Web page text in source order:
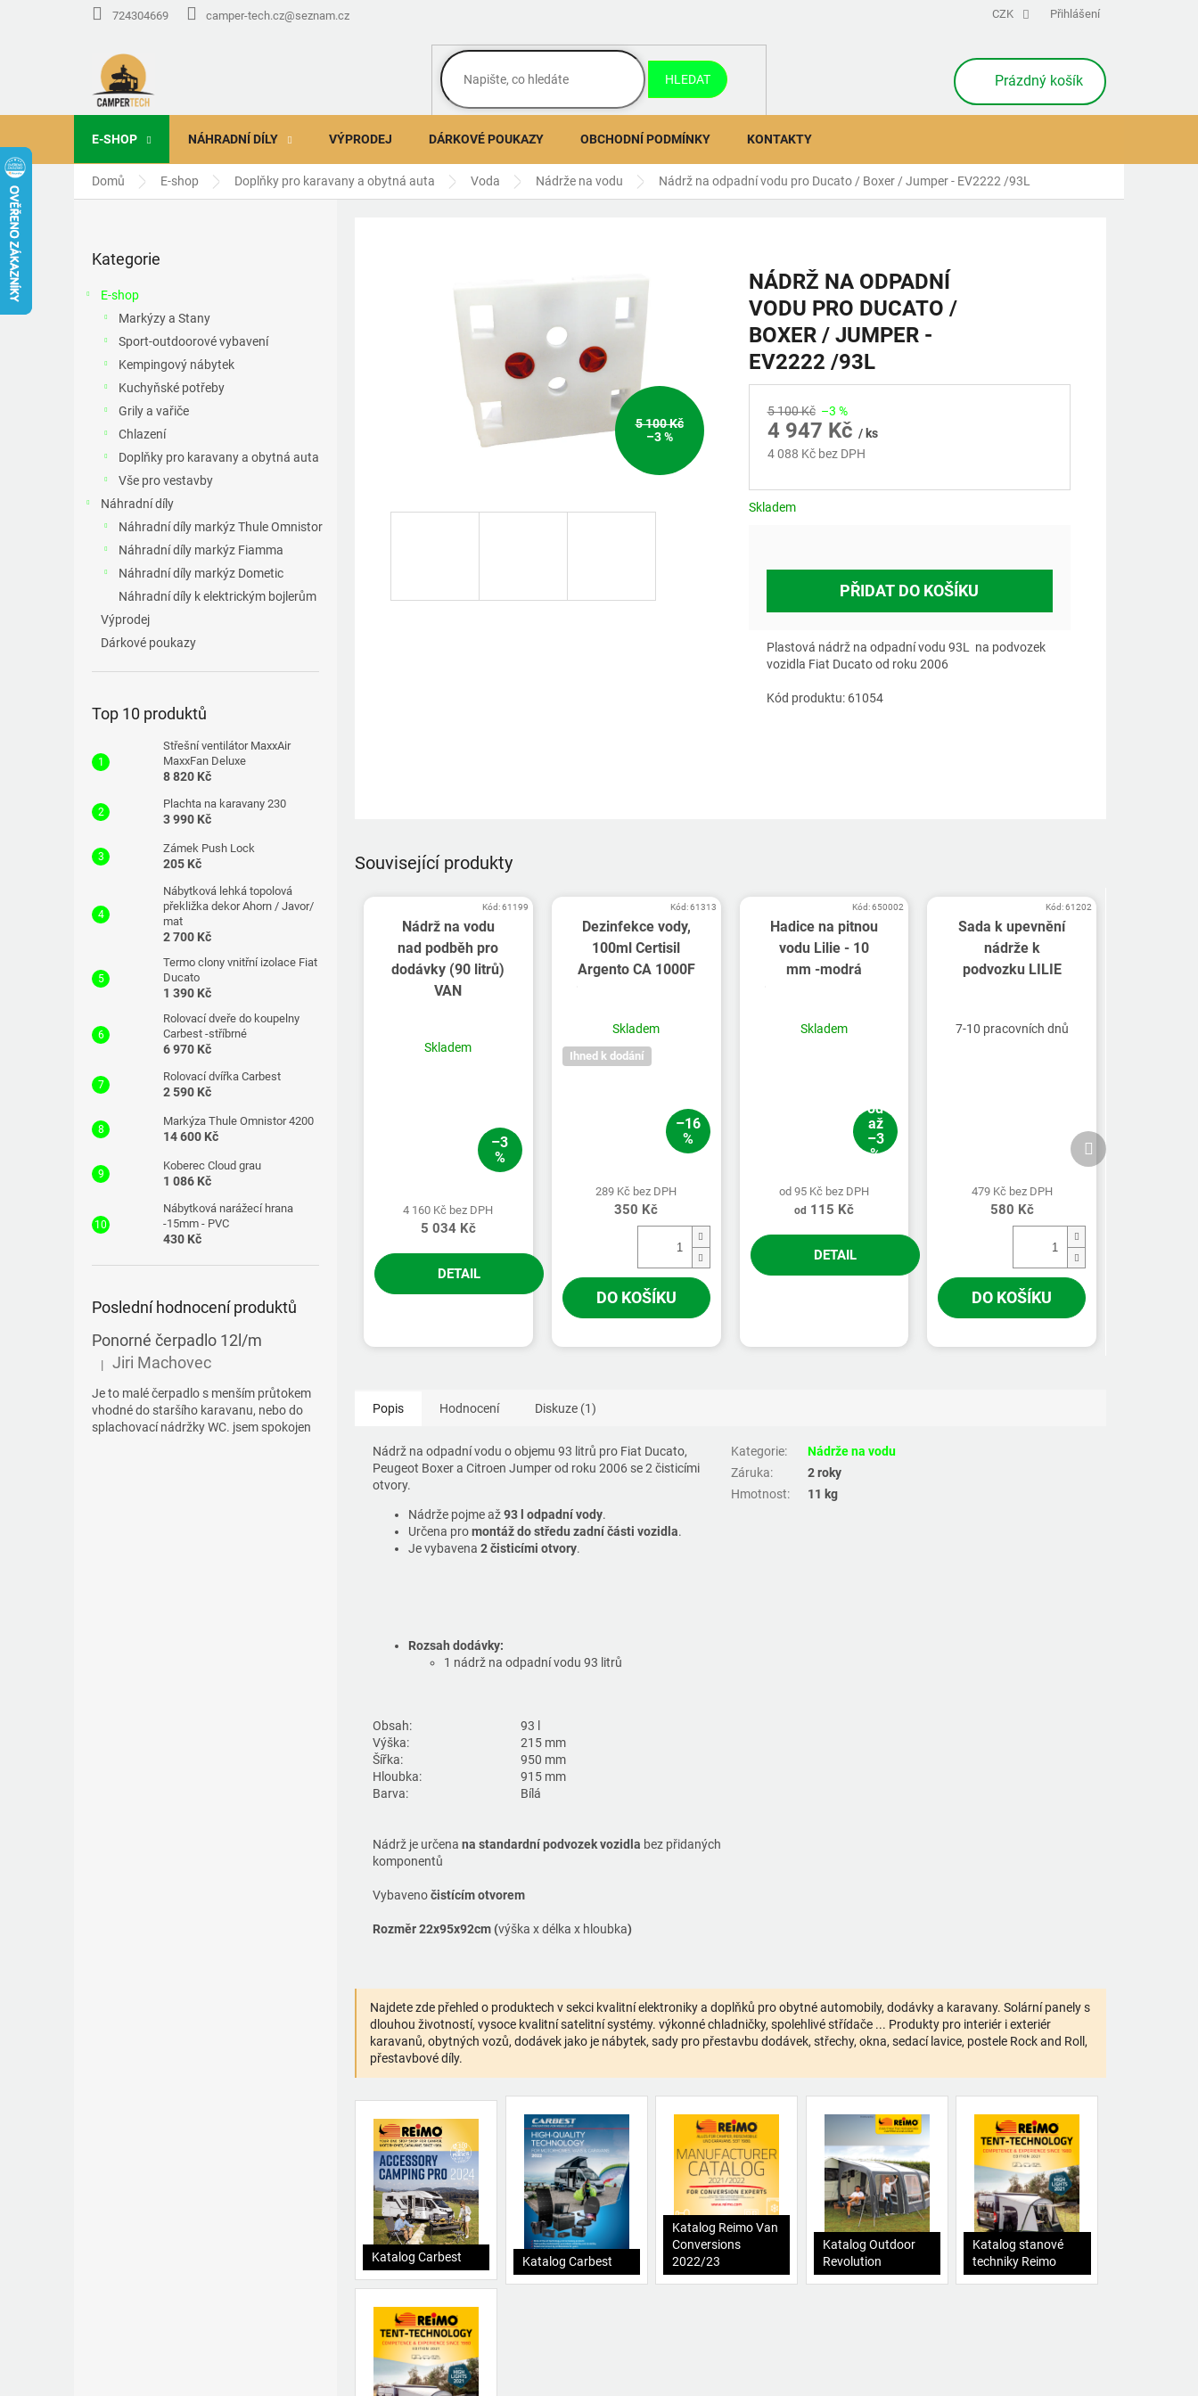
724304669 camper-tech.cz@seznam.cz CZK Přihlášení
HLEDAT
NÁKUPNÍ
KOŠÍK
Prázdný košík
E-SHOP NÁHRADNÍ DÍLY VÝPRODEJ DÁRKOVÉ POUKAZY OBCHODNÍ PODMÍNKY KONTAKTY
Domů E-shop Doplňky pro karavany a obytná auta Voda Nádrže na vodu Nádrž na odpadní vodu pro Ducato / Boxer / Jumper - EV2222 /93L
kategorie
Kategorie
E-shop
Markýzy a Stany
Sport-outdoorové vybavení
Kempingový nábytek
Kuchyňské potřeby
Grily a vařiče
Chlazení
Doplňky pro karavany a obytná auta
Vše pro vestavby
Náhradní díly
Náhradní díly markýz Thule Omnistor
Náhradní díly markýz Fiamma
Náhradní díly markýz Dometic
Náhradní díly k elektrickým bojlerům
Výprodej
Dárkové poukazy
Top 10 produktů
Střešní ventilátor MaxxAir
MaxxFan Deluxe
8 820 Kč
Plachta na karavany 230
3 990 Kč
Zámek Push Lock
205 Kč
Nábytková lehká topolová
překližka dekor Ahorn / Javor/
mat
2 700 Kč
Termo clony vnitřní izolace Fiat
Ducato
1 390 Kč
Rolovací dveře do koupelny
Carbest -stříbrné
6 970 Kč
Rolovací dvířka Carbest
2 590 Kč
Markýza Thule Omnistor 4200
14 600 Kč
Koberec Cloud grau
1 086 Kč
Nábytková narážecí hrana
-15mm - PVC
430 Kč
Poslední hodnocení produktů
Ponorné čerpadlo 12l/m
Hodnocení produktu je 5 z 5 hvězdiček.
| Jiri Machovec
Je to malé čerpadlo s menším průtokem
vhodné do staršího karavanu, nebo do
splachovací nádržky WC. jsem spokojen
5 100 Kč
–3 %
NÁDRŽ NA ODPADNÍ
VODU PRO DUCATO /
BOXER / JUMPER -
EV2222 /93L
5 100 Kč –3 %
4 947 Kč / ks
4 088 Kč bez DPH
Skladem
PŘIDAT DO KOŠÍKU
Plastová nádrž na odpadní vodu 93L na podvozek
vozidla Fiat Ducato od roku 2006
Kód produktu: 61054
Související produkty
Nádrž na vodu
nad podběh pro
dodávky (90 litrů)
VAN
Skladem
–3
%
4 160 Kč bez DPH
5 034 Kč
DETAIL
Kód:61199
Dezinfekce vody,
100ml Certisil
Argento CA 1000F
Skladem
Ihned k dodání
–16
%
289 Kč bez DPH
350 Kč
DO KOŠÍKU
Kód:61313
Hadice na pitnou
vodu Lilie - 10
mm -modrá
Skladem
od
až
–3
%
od 95 Kč bez DPH
od 115 Kč
DETAIL
Kód:650002
Sada k upevnění
nádrže k
podvozku LILIE
7-10 pracovních dnů
479 Kč bez DPH
580 Kč
DO KOŠÍKU
Kód:61202
Další
produkt
Popis Hodnocení Diskuze (1)
Nádrž na odpadní vodu o objemu 93 litrů pro Fiat Ducato,
Peugeot Boxer a Citroen Jumper od roku 2006 se 2 čisticími
otvory.
Nádrže pojme až93 l odpadní vody.
Určena promontáž do středu zadní části vozidla.
Je vybavena 2 čisticími otvory.
Rozsah dodávky:
1 nádrž na odpadní vodu 93 litrů
Obsah:
93 l
Výška:
215 mm
Šířka:
950 mm
Hloubka:
915 mm
Barva:
Bílá
Nádrž je určena na standardní podvozek vozidla bez přidaných
komponentů
Vybavenočistícím otvorem
Rozměr 22x95x92cm (výška x délka x hloubka)
Kategorie:
Nádrže na vodu
Záruka:
2 roky
Hmotnost: 11 kg
Najdete zde přehled o produktech v sekci kvalitní elektroniky a doplňků pro obytné automobily, dodávky a karavany. Solární panely s
dlouhou životností, vysoce kvalitní satelitní systémy. výkonné chladničky, spolehlivé střídače ... Produkty pro interiér i exteriér
karavanů, obytných vozů, dodávek jako je nábytek, sady pro přestavbu dodávek, střechy, okna, sedací lavice, postele Rock and Roll,
přestavbové díly.
Katalog Carbest Katalog Carbest
Katalog Reimo Van
Conversions
2022/23
Katalog Outdoor
Revolution
Katalog stanové
techniky Reimo